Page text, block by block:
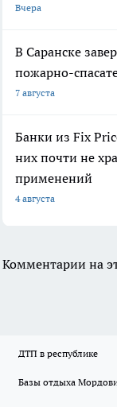
Вчера
В Саранске
пожарно-
7 августа
Банки из Fix
них почти не
применений
4 августа
Комментарии на
ДТП в республике
Базы отдыха